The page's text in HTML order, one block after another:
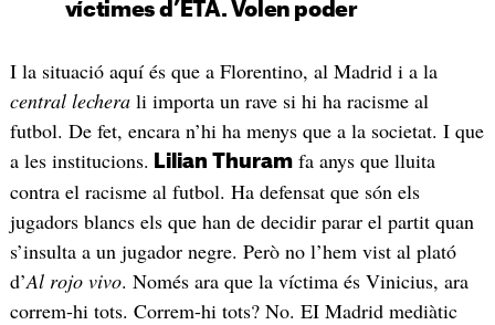
víctimes d’ETA. Volen poder
I la situació aquí és que a Florentino, al Madrid i a la
central lecherali importa un rave si hi ha racisme al
futbol. De fet, encara n’hi ha menys que a la societat. I que
a les institucions. Lilian Thuramfa anys que lluita
contra el racisme al futbol. Ha defensat que són els
jugadors blancs els que han de decidir parar el partit quan
s’insulta a un jugador negre. Però no l’hem vist al plató
d’Al rojo vivo. Només ara que la víctima és Vinicius, ara
correm-hi tots. Correm-hi tots? No. EI Madrid mediàtic